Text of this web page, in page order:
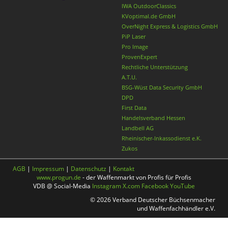
IWA OutdoorClassics
KVoptimal.de GmbH
OverNight Express & Logistics GmbH
PiP Laser
Pro Image
ProvenExpert
Rechtliche Unterstützung
A.T.U.
BSG-Wüst Data Security GmbH
DPD
First Data
Handelsverband Hessen
Landbell AG
Rheinischer-Inkassodienst e.K.
Zukos
AGB | Impressum | Datenschutz | Kontakt
www.progun.de - der Waffenmarkt von Profis für Profis
VDB @ Social-Media InstagramX.com FacebookYouTube
© 2026 Verband Deutscher Büchsenmacher
und Waffenfachhändler e.V.